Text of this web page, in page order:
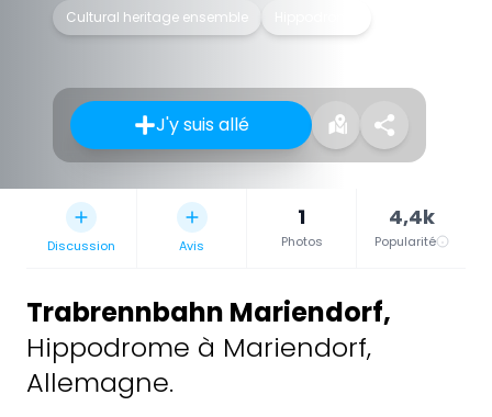
Cultural heritage ensemble
J'y suis allé
Discussion Avis
1
Photos
4,4k
Popularité
Trabrennbahn Mariendorf,
Hippodrome à Mariendorf,
Allemagne.